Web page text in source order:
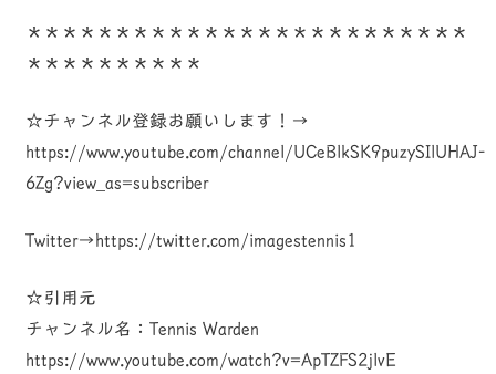
＊＊＊＊＊＊＊＊＊＊＊＊＊＊＊＊＊＊＊＊＊＊＊＊＊
＊＊＊＊＊＊＊＊＊＊
☆チャンネル登録お願いします！→
https://www.youtube.com/channel/UCeBlkSK9puzySIlUHAJ-
6Zg?view_as=subscriber
Twitter→https://twitter.com/imagestennis1
☆引用元
チャンネル名：Tennis Warden
https://www.youtube.com/watch?v=ApTZFS2jlvE